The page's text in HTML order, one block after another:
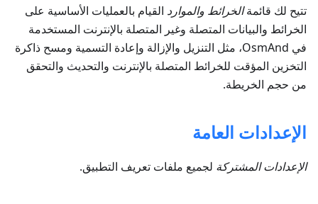
تتيح لك قائمةالخرائط والموارد القيام بالعمليات الأساسية على
الخرائط والبيانات المتصلة وغير المتصلة بالإنترنت المستخدمة
في OsmAnd، مثل التنزيل والإزالة وإعادة التسمية ومسح ذاكرة
التخزين المؤقت للخرائط المتصلة بالإنترنت والتحديث والتحقق
من حجم الخريطة.
الإعدادات العامة
الإعدادات المشتركة لجميع ملفات تعريف التطبيق.